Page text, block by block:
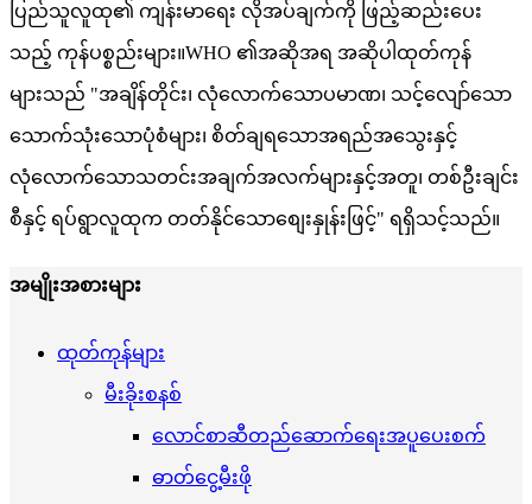
ပြည်သူလူထု၏ ကျန်းမာရေး လိုအပ်ချက်ကို ဖြည့်ဆည်းပေး
သည့် ကုန်ပစ္စည်းများ။WHO ၏အဆိုအရ အဆိုပါထုတ်ကုန်
များသည် "အချိန်တိုင်း၊ လုံလောက်သောပမာဏ၊ သင့်လျော်သော
သောက်သုံးသောပုံစံများ၊ စိတ်ချရသောအရည်အသွေးနှင့်
လုံလောက်သောသတင်းအချက်အလက်များနှင့်အတူ၊ တစ်ဦးချင်း
စီနှင့် ရပ်ရွာလူထုက တတ်နိုင်သောစျေးနှုန်းဖြင့်" ရရှိသင့်သည်။
အမျိုးအစားများ
ထုတ်ကုန်များ
မီးခိုးစနစ်
လောင်စာဆီတည်ဆောက်ရေးအပူပေးစက်
ဓာတ်ငွေ့မီးဖို